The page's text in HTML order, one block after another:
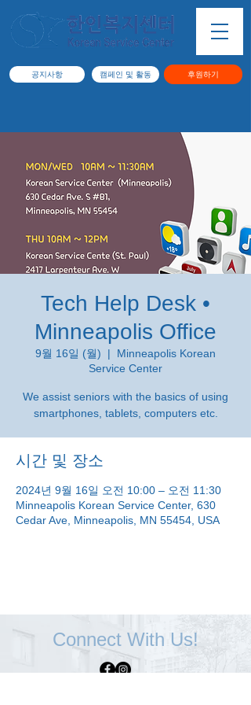
공지사항 캠페인 및 활동 후원하기
Tech Help Desk •
Minneapolis Office
9월 16일 (월)
  |
Minneapolis Korean
Service Center
We assist seniors with the basics of using
smartphones, tablets, computers etc.
시간 및 장소
2024년 9월 16일 오전 10:00 – 오전 11:30
Minneapolis Korean Service Center, 630
Cedar Ave, Minneapolis, MN 55454, USA
Connect With Us!